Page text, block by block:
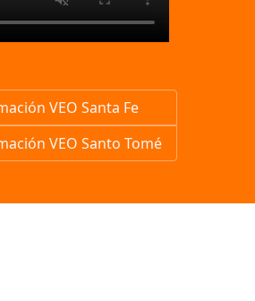
VEO Santa Fe
VEO Santo Tomé